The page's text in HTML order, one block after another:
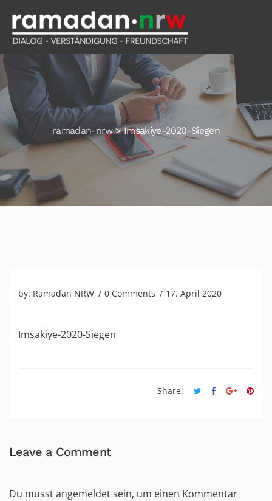
ramadan-nrw>Imsakiye-2020-Siegen
by: Ramadan NRW 0 Comments 17. April 2020
Imsakiye-2020-Siegen
Share:
Leave a Comment
Du musstangemeldetsein, um einen Kommentar